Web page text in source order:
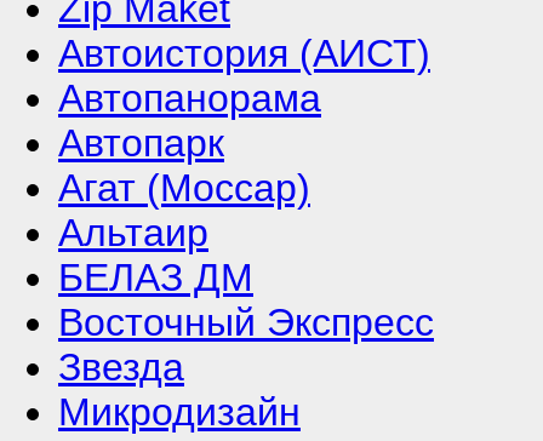
Автоистория (АИСТ)
Автопанорама
Автопарк
Агат (Моссар)
Альтаир
БЕЛАЗ ДМ
Восточный Экспресс
Звезда
Микродизайн